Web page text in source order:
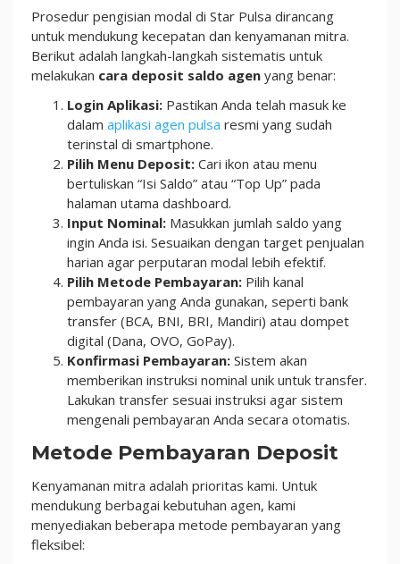
Prosedur pengisian modal di Star Pulsa dirancang
untuk mendukung kecepatan dan kenyamanan mitra.
Berikut adalah langkah-langkah sistematis untuk
melakukan cara deposit saldo agen yang benar:
Login Aplikasi: Pastikan Anda telah masuk ke
dalam aplikasi agen pulsa resmi yang sudah
terinstal di smartphone.
Pilih Menu Deposit: Cari ikon atau menu
bertuliskan “Isi Saldo” atau “Top Up” pada
halaman utama dashboard.
Input Nominal: Masukkan jumlah saldo yang
ingin Anda isi. Sesuaikan dengan target penjualan
harian agar perputaran modal lebih efektif.
Pilih Metode Pembayaran: Pilih kanal
pembayaran yang Anda gunakan, seperti bank
transfer (BCA, BNI, BRI, Mandiri) atau dompet
digital (Dana, OVO, GoPay).
Konfirmasi Pembayaran: Sistem akan
memberikan instruksi nominal unik untuk transfer.
Lakukan transfer sesuai instruksi agar sistem
mengenali pembayaran Anda secara otomatis.
Metode Pembayaran Deposit
Kenyamanan mitra adalah prioritas kami. Untuk
mendukung berbagai kebutuhan agen, kami
menyediakan beberapa metode pembayaran yang
fleksibel: